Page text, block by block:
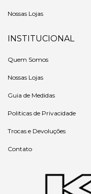
Nossas Lojas
INSTITUCIONAL
Quem Somos
Nossas Lojas
Guia de Medidas
Politicas de Privacidade
Trocas e Devoluções
Contato